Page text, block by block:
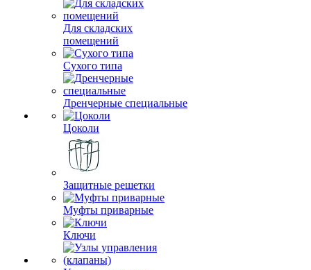
Для складских
помещений
Сухого типа
Дренчерные специальные
Цоколи
Защитные решетки
Муфты приварные
Ключи